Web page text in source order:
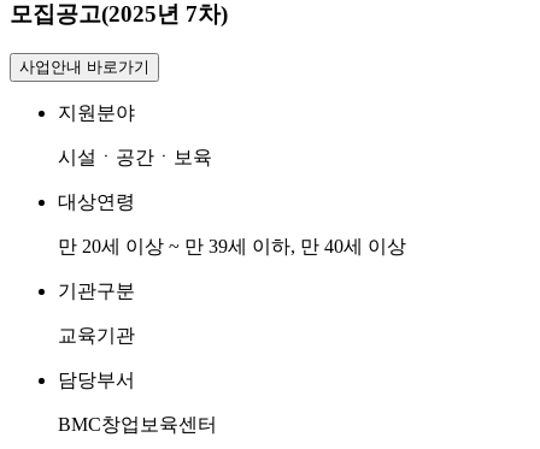
모집공고(2025년 7차)
사업안내 바로가기
지원분야
시설ㆍ공간ㆍ보육
대상연령
만 20세 이상 ~ 만 39세 이하, 만 40세 이상
기관구분
교육기관
담당부서
BMC창업보육센터